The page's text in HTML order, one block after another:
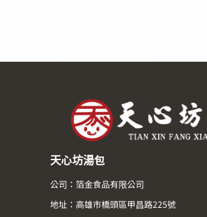
天心坊湯包
公司：箔金食品有限公司
地址：高雄市橋頭區甲昌路225號